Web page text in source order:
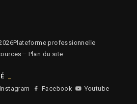
Plateforme professionnelle
— Plan du site
Instagram Facebook Youtube